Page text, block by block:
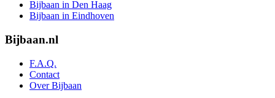
Bijbaan in Den Haag
Bijbaan in Eindhoven
Bijbaan.nl
F.A.Q.
Contact
Over Bijbaan